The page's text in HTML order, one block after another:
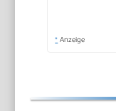
* Anzeige